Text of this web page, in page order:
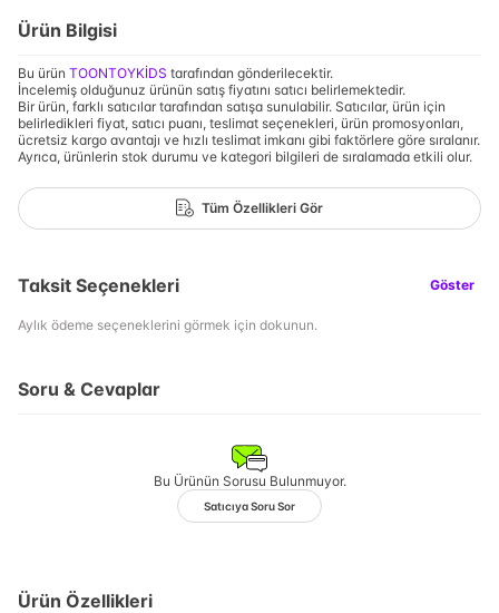
Ürün Bilgisi
Bu ürün TOONTOYKİDS tarafından gönderilecektir.
İncelemiş olduğunuz ürünün satış fiyatını satıcı belirlemektedir.
Bir ürün, farklı satıcılar tarafından satışa sunulabilir. Satıcılar, ürün için
belirledikleri fiyat, satıcı puanı, teslimat seçenekleri, ürün promosyonları,
ücretsiz kargo avantajı ve hızlı teslimat imkanı gibi faktörlere göre sıralanır.
Ayrıca, ürünlerin stok durumu ve kategori bilgileri de sıralamada etkili olur.
Tüm Özellikleri Gör
Taksit Seçenekleri Göster
Aylık ödeme seçeneklerini görmek için dokunun.
Soru & Cevaplar
Bu Ürünün Sorusu Bulunmuyor.
Satıcıya Soru Sor
Ürün Özellikleri